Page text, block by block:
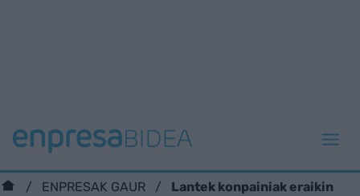
ENPRESAK GAUR
Lantek konpainiak eraikin